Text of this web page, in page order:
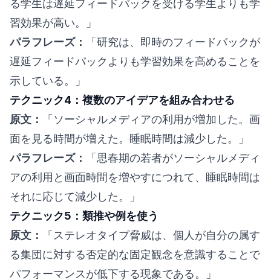
る学生は遅延フィードバックを受ける学生よりも学
習効果が高い。」
パラフレーズ：
「研究は、即時のフィードバックが
遅延フィードバックよりも学習効果を高めることを
示している。」
テクニック4：複数のアイデアを組み合わせる
原文：
「ソーシャルメディアの利用が増加した。画
面を見る時間が増えた。睡眠時間は減少した。」
パラフレーズ：
「思春期の若者がソーシャルメディ
アの利用と画面時間を増やすにつれて、睡眠時間は
それに応じて減少した。」
テクニック5：類推や例を使う
原文：
「ステレオタイプ脅威は、個人が自分の属す
る集団に対する否定的な固定観念を意識することで
パフォーマンスが低下する現象である。」